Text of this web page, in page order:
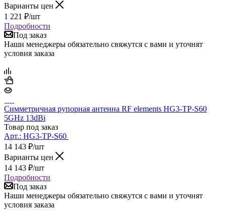
Варианты цен
1 221 ₽/шт
Подробности
Под заказ
Наши менеджеры обязательно свяжутся с вами и уточнят
условия заказа
Симметричная рупорная антенна RF elements HG3-TP-S60
5GHz 13dBi
Товар под заказ
Арт.: HG3-TP-S60
14 143 ₽/шт
Варианты цен
14 143 ₽/шт
Подробности
Под заказ
Наши менеджеры обязательно свяжутся с вами и уточнят
условия заказа